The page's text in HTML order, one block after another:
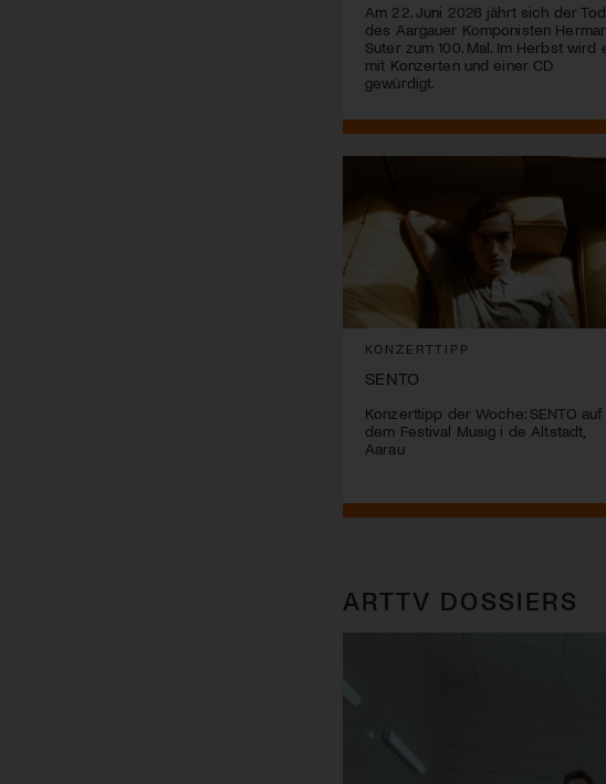
Am 22. Juni 2026 jährt sich der Tod
des Aargauer Komponisten
Suter zum 100. Mal. Im Herbst wird
mit Konzerten und einer CD
gewürdigt.
KONZERTTIPP
SENTO
Konzerttipp der Woche: SENTO auf
dem Festival Musig i de Altstadt,
Aarau
ARTTV DOSSIERS